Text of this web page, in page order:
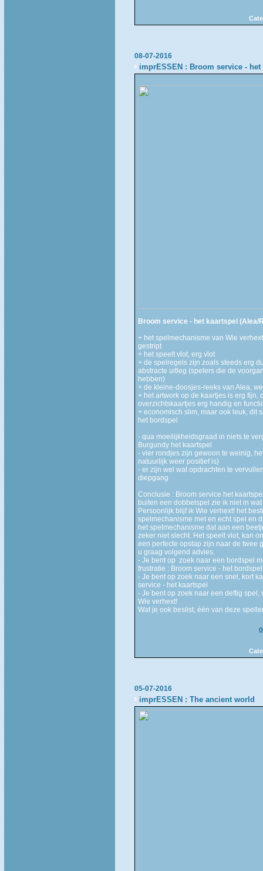
08-07-2016
imprESSEN : Broom service - het
Broom service - het kaartspel (Alea/
+ het spelmechanisme van Wie
gestript
+ het speelt vlot, erg vlot
+ de spelregels zijn zoals steeds erg
abstracte uitleg (spelers die de
hebben)
+ de kleine-doosjes-reeks van Alea,
+ het artwork op de kaartjes is erg
overzichtskaartjes erg handig en
+ economisch slim, maar ook leuk, dit
het bordspel
- qua moeilijkheidsgraad in niets te
Burgundy het kaartspel
- vier rondjes zijn gewoon te weinig,
natuurlijk weer positief is)
- er zijn wel wat opdrachten te
diepgang
Conclusie : Broom service het
buiten een dobbelspel zie ik niet in
Persoonlijk blijf ik Wie verhext! het
spelmechanisme met en echt spel en
het spelmechanisme dat aan een
zeker niet slecht. Het speelt vlot, kan
een perfecte opstap zijn naar de twee
u graag volgend advies.
- Je bent op zoek naar een bordspel
frustratie : Broom service - het bordspel
- Je bent op zoek naar een snel, kort
service - het kaartspel
- Je bent op zoek naar een deftig
Wie verhext!
Wat je ook beslist, één van deze
05-07-2016
imprESSEN : The ancient world